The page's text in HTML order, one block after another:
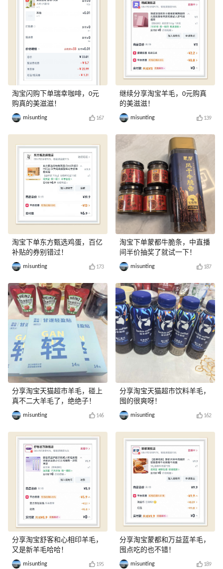
淘宝闪购下单瑞幸咖啡，0元
购真的美滋滋！
misunting 167
淘宝下单东方甄选鸡蛋，百亿
补贴的券别错过！
misunting 173
分享淘宝天猫超市羊毛，碰上
真不二大羊毛了，绝绝子！
misunting 146
分享淘宝舒客和心相印羊毛，
又是新羊毛哈哈！
misunting 195
继续分享淘宝羊毛，0元购真
的美滋滋！
misunting 139
淘宝下单蒙都牛脆条，中直播
间半价抽奖了就试一下！
misunting 187
分享淘宝天猫超市饮料羊毛，
囤的很爽呀！
misunting 162
分享淘宝蒙都和万益蓝羊毛，
囤点吃的也不错！
misunting 189